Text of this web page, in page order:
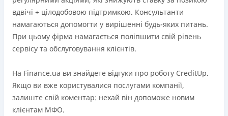
вдвічі + цілодобовою підтримкою. Консультанти
намагаються допомогти у вирішенні будь-яких питань.
При цьому фірма намагається поліпшити свій рівень
сервісу та обслуговування клієнтів.
На Finance.ua ви знайдете відгуки про роботу CreditUp.
Якщо ви вже користувалися послугами компанії,
залиште свій коментар: нехай він допоможе новим
клієнтам МФО.